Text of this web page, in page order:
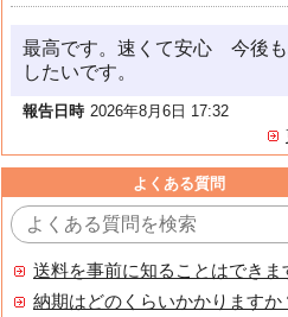
最高です。速くて安心 今後も
したいです。
報告日時 2026年8月6日 17:32
よくある質問
送料を事前に知ることはできま
納期はどのくらいかかりますか